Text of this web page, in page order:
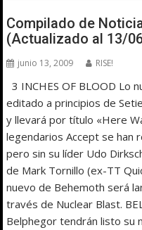
Compilado de
(Actualizado al 13/
junio 13, 2009 RISE!
3 INCHES OF BLOOD Lo
editado a principios de
y llevará por título «Here
legendarios Accept se han
pero sin su líder Udo
de Mark Tornillo (ex-TT
nuevo de Behemoth será
través de Nuclear Blast.
Belphegor tendrán listo su